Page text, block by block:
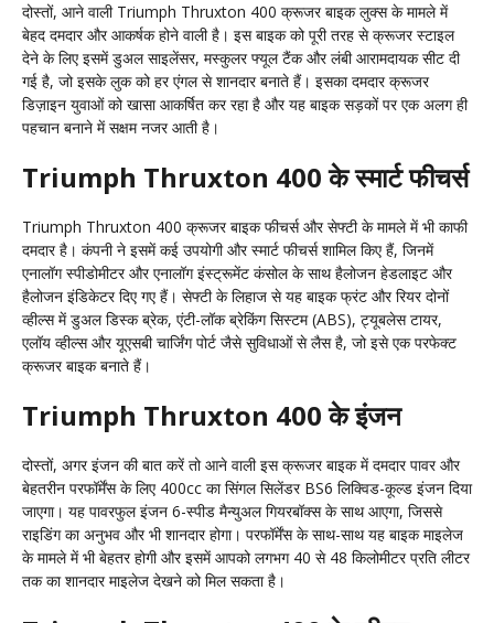
दोस्तों, आने वाली Triumph Thruxton 400 क्रूजर बाइक लुक्स के मामले में
बेहद दमदार और आकर्षक होने वाली है। इस बाइक को पूरी तरह से क्रूजर स्टाइल
देने के लिए इसमें डुअल साइलेंसर, मस्कुलर फ्यूल टैंक और लंबी आरामदायक सीट दी
गई है, जो इसके लुक को हर एंगल से शानदार बनाते हैं। इसका दमदार क्रूजर
डिज़ाइन युवाओं को खासा आकर्षित कर रहा है और यह बाइक सड़कों पर एक अलग ही
पहचान बनाने में सक्षम नजर आती है।
Triumph Thruxton 400 के स्मार्ट फीचर्स
Triumph Thruxton 400 क्रूजर बाइक फीचर्स और सेफ्टी के मामले में भी काफी
दमदार है। कंपनी ने इसमें कई उपयोगी और स्मार्ट फीचर्स शामिल किए हैं, जिनमें
एनालॉग स्पीडोमीटर और एनालॉग इंस्ट्रूमेंट कंसोल के साथ हैलोजन हेडलाइट और
हैलोजन इंडिकेटर दिए गए हैं। सेफ्टी के लिहाज से यह बाइक फ्रंट और रियर दोनों
व्हील्स में डुअल डिस्क ब्रेक, एंटी-लॉक ब्रेकिंग सिस्टम (ABS), ट्यूबलेस टायर,
एलॉय व्हील्स और यूएसबी चार्जिंग पोर्ट जैसे सुविधाओं से लैस है, जो इसे एक परफेक्ट
क्रूजर बाइक बनाते हैं।
Triumph Thruxton 400 के इंजन
दोस्तों, अगर इंजन की बात करें तो आने वाली इस क्रूजर बाइक में दमदार पावर और
बेहतरीन परफॉर्मेंस के लिए 400cc का सिंगल सिलेंडर BS6 लिक्विड-कूल्ड इंजन दिया
जाएगा। यह पावरफुल इंजन 6-स्पीड मैन्युअल गियरबॉक्स के साथ आएगा, जिससे
राइडिंग का अनुभव और भी शानदार होगा। परफॉर्मेंस के साथ-साथ यह बाइक माइलेज
के मामले में भी बेहतर होगी और इसमें आपको लगभग 40 से 48 किलोमीटर प्रति लीटर
तक का शानदार माइलेज देखने को मिल सकता है।